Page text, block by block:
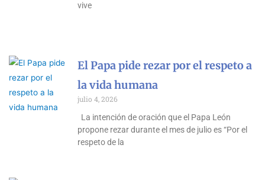
vive
El Papa pide rezar por el respeto a
la vida humana
julio 4, 2026
La intención de oración que el Papa León
propone rezar durante el mes de julio es “Por el
respeto de la